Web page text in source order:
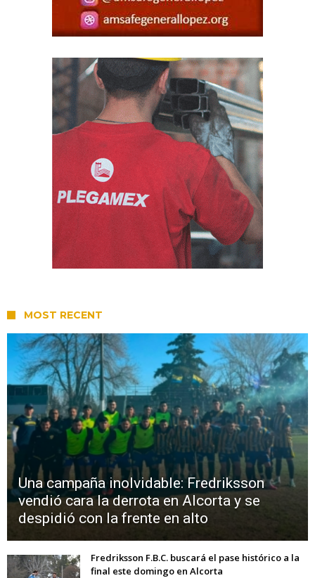
MOST RECENT
Una campaña inolvidable: Fredriksson
vendió cara la derrota en Alcorta y se
despidió con la frente en alto
Fredriksson F.B.C. buscará el pase histórico a la
final este domingo en Alcorta